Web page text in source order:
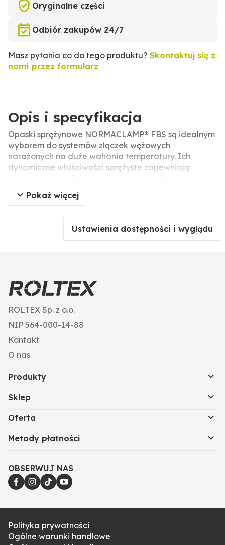
Oryginalne części
Odbiór zakupów 24/7
Masz pytania co do tego produktu? Skontaktuj się z
nami przez formularz
Opis i specyfikacja
Opaski sprężynowe NORMACLAMP® FBS są idealnym
wyborem do systemów złączek wężowych
narażonych na duże wahania temperatury. Ich
dynamiczne właściwości sprężyste zapewniają
długi czas po montażu. Nawet w niskich
temperaturach mechanizm ten zapewnia
kolei zapewnia doskonałą niezawodność
uszczelnienia. Nawet węże, które mają tendencję do
Pokaż więcej
Ustawienia dostępności i wyglądu
ROLTEX Sp. z o.o.
NIP 564-000-14-88
Kontakt
O nas
Produkty
Sklep
Oferta
Metody płatności
OBSERWUJ NAS
Polityka prywatności
Ogólne warunki handlowe